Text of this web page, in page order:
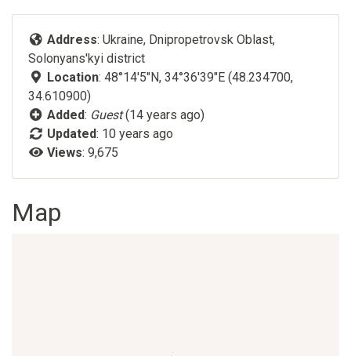
Address: Ukraine, Dnipropetrovsk Oblast,
Solonyans'kyi district
Location: 48°14'5"N, 34°36'39"E (48.234700,
34.610900)
Added: Guest(14 years ago)
Updated: 10 years ago
Views: 9,675
Map